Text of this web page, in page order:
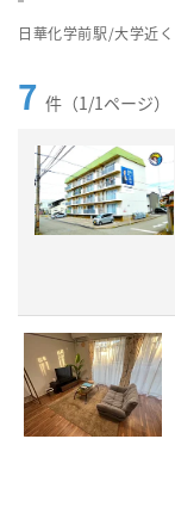
7 件（1/1ページ）